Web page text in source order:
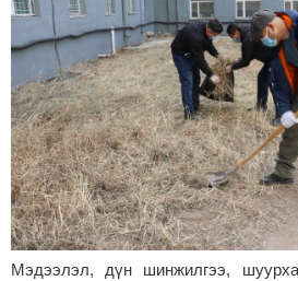
Мэдээлэл, дүн шинжилгээ,